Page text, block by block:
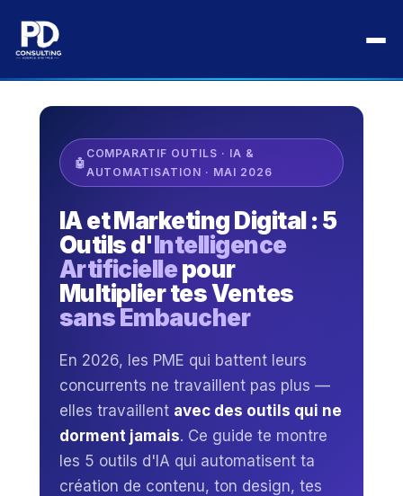
contenuAccueil
COMPARATIF OUTILS · IA &
AUTOMATISATION · MAI 2026
IA et Marketing Digital : 5
Outils d'Intelligence
Artificiellepour
Multiplier tes Ventes
sans Embaucher
En 2026, les PME qui battent leurs
concurrents ne travaillent pas plus —
elles travaillent avec des outils qui ne
dorment jamais. Ce guide te montre
les 5 outils d'IA qui automatisent ta
création de contenu, ton design, tes